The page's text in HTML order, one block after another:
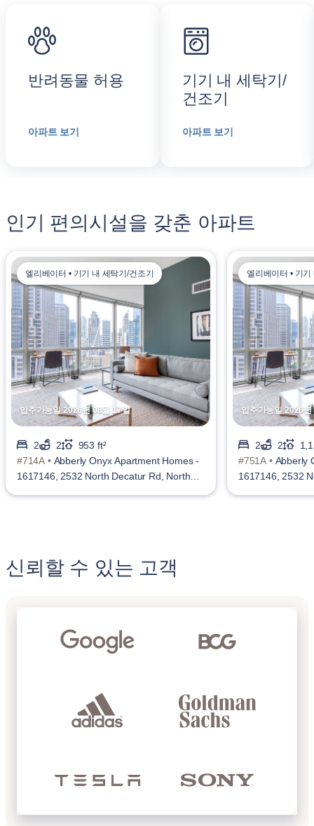
반려동물 허용
아파트 보기
기기 내 세탁기/
건조기
아파트 보기
인기 편의시설을 갖춘 아파트
입주가능일 2026년 08월 17일
엘리베이터 • 기기 내 세탁기/건조기
2 2
953 ft²
#714A • Abberly Onyx Apartment Homes -
1617146, 2532 North Decatur Rd, North
입주가능일 2026
엘리베이터 • 기
2 2
#751A • Abberly
1617146, 2532
신뢰할 수 있는 고객